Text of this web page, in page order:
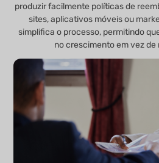
produzir facilmente políticas de
sites, aplicativos móveis ou
simplifica o processo, permitindo
no crescimento em vez de